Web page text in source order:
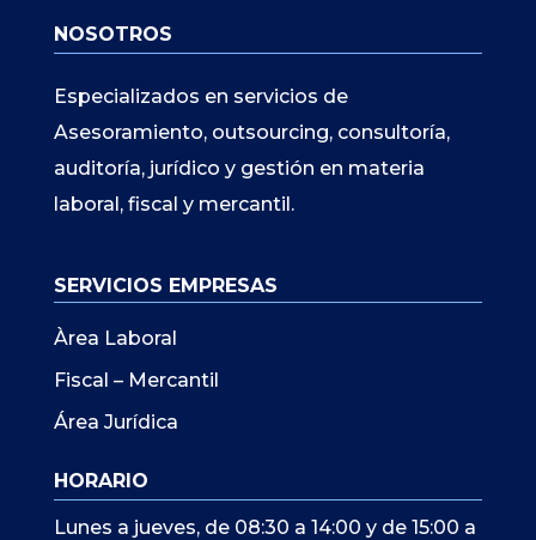
NOSOTROS
Especializados en servicios de
Asesoramiento, outsourcing, consultoría,
auditoría, jurídico y gestión en materia
laboral, fiscal y mercantil.
SERVICIOS EMPRESAS
Àrea Laboral
Fiscal – Mercantil
Área Jurídica
HORARIO
Lunes a jueves, de 08:30 a 14:00 y de 15:00 a